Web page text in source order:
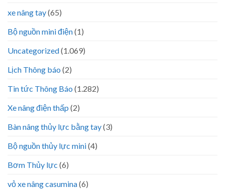
xe nâng tay(65)
Bộ nguồn mini điện(1)
Uncategorized(1.069)
Lịch Thông báo (2)
Tin tức Thông Báo (1.282)
Xe nâng điện thấp (2)
Bàn nâng thủy lực bằng tay(3)
Bộ nguồn thủy lực mini(4)
Bơm Thủy lực (6)
vỏ xe nâng casumina(6)